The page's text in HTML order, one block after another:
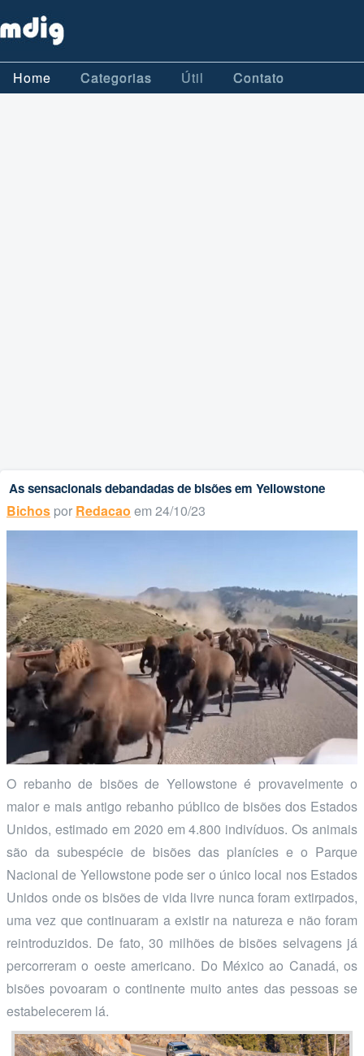
Home Categorias Útil Contato
As sensacionais debandadas de bisões em Yellowstone
Bichos por Redacao em 24/10/23
O rebanho de bisões de Yellowstone é provavelmente o
maior e mais antigo rebanho público de bisões dos Estados
Unidos, estimado em 2020 em 4.800 indivíduos. Os animais
são da subespécie de bisões das planícies e o Parque
Nacional de Yellowstone pode ser o único local nos Estados
Unidos onde os bisões de vida livre nunca foram extirpados,
uma vez que continuaram a existir na natureza e não foram
reintroduzidos. De fato, 30 milhões de bisões selvagens já
percorreram o oeste americano. Do México ao Canadá, os
bisões povoaram o continente muito antes das pessoas se
estabelecerem lá.